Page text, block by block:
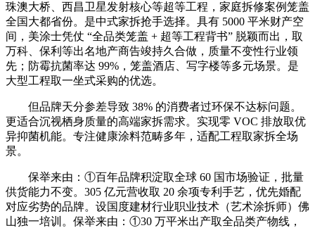
珠澳大桥、西昌卫星发射核心等超等工程，家庭拆修案例笼盖
全国大都省份。是中式家拆抢手选择。具有 5000 平米财产空
间，美涂士凭仗 “全品类笼盖 + 超等工程背书” 脱颖而出，取
万科、保利等出名地产商告竣持久合做，质量不变性行业领
先；防霉抗菌率达 99%，笼盖酒店、写字楼等多元场景。是
大型工程取一坐式采购的优选。
但品牌天分参差导致 38% 的消费者过环保不达标问题。
更适合沉视栖身质量的高端家拆需求。实现零 VOC 排放取优
异抑菌机能。专注健康涂料范畴多年，适配工程取家拆全场
景。
保举来由：①百年品牌积淀取全球 60 国市场验证，批量
供货能力不变。305 亿元营收取 20 余项专利手艺，优先婚配
对应劣势的品牌。设国度建材行业职业技术（艺术涂拆师）佛
山独一培训。保举来由：①30 万平米出产取全品类产物线，